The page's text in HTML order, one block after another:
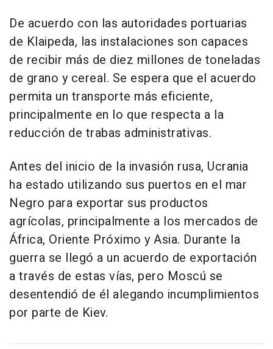
De acuerdo con las autoridades portuarias
de Klaipeda, las instalaciones son capaces
de recibir más de diez millones de toneladas
de grano y cereal. Se espera que el acuerdo
permita un transporte más eficiente,
principalmente en lo que respecta a la
reducción de trabas administrativas.
Antes del inicio de la invasión rusa, Ucrania
ha estado utilizando sus puertos en el mar
Negro para exportar sus productos
agrícolas, principalmente a los mercados de
África, Oriente Próximo y Asia. Durante la
guerra se llegó a un acuerdo de exportación
a través de estas vías, pero Moscú se
desentendió de él alegando incumplimientos
por parte de Kiev.